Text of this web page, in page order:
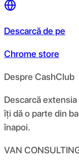
Descarcă de pe
Chrome store
Despre CashClub
Descarcă
îți dă o parte din
înapoi.
VAN